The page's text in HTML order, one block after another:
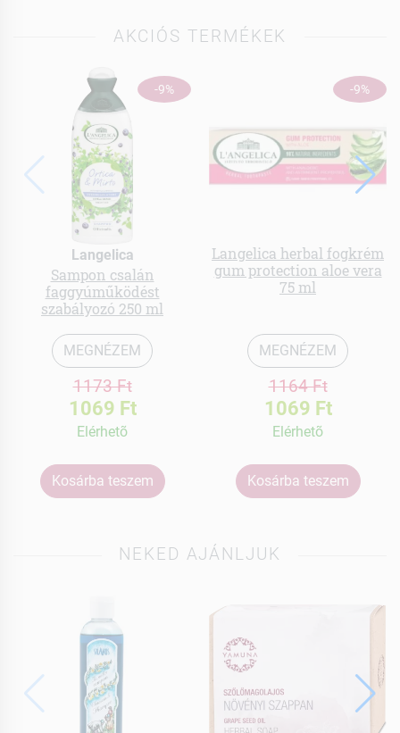
AKCIÓS TERMÉKEK
-9%
Langelica
Sampon csalán
faggyúműködést
szabályozó 250 ml
MEGNÉZEM
1173 Ft
1069 Ft
Elérhetõ
Kosárba teszem
-9%
Langelica herbal fogkrém
gum protection aloe vera
75 ml
MEGNÉZEM
1164 Ft
1069 Ft
Elérhetõ
Kosárba teszem
NEKED AJÁNLJUK